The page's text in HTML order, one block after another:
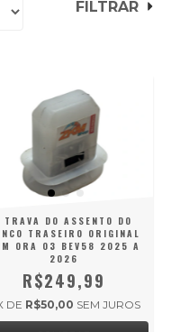
FILTRAR
TRAVA DO ASSENTO DO
TRASEIRO ORIGINAL
ORA 03 BEV58 2025 A
2026
R$249,99
DE R$50,00 SEM JUROS